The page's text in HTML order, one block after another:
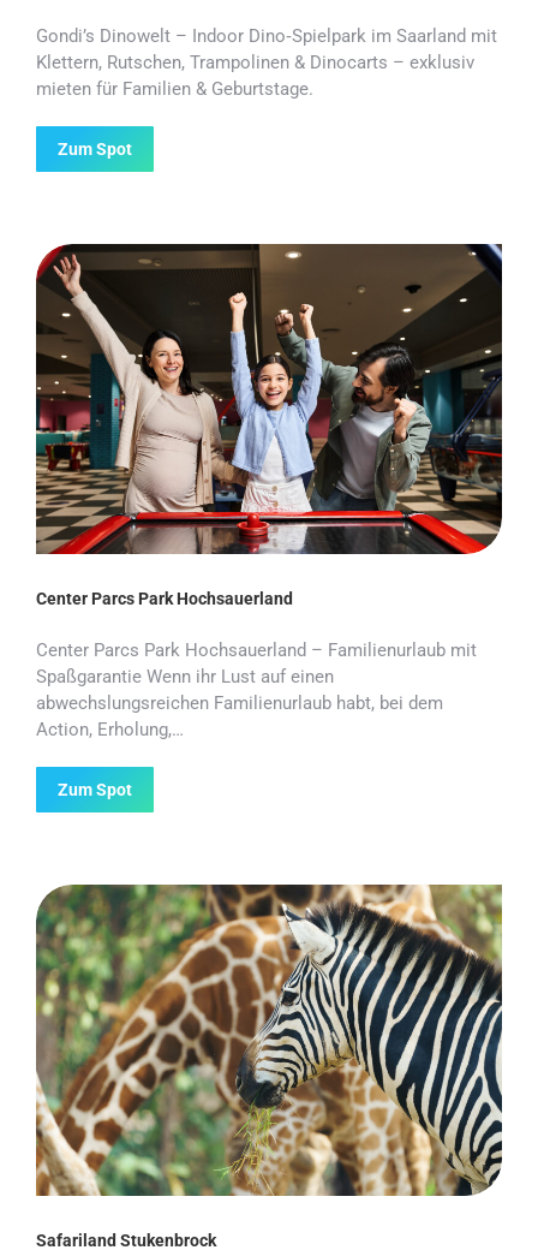
Gondi’s Dinowelt – Indoor Dino‑Spielpark im Saarland mit
Klettern, Rutschen, Trampolinen & Dinocarts – exklusiv
mieten für Familien & Geburtstage.
Zum Spot
Center Parcs Park Hochsauerland
Center Parcs Park Hochsauerland – Familienurlaub mit
Spaßgarantie Wenn ihr Lust auf einen
abwechslungsreichen Familienurlaub habt, bei dem
Action, Erholung,…
Zum Spot
Safariland Stukenbrock